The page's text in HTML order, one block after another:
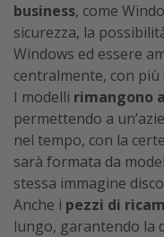
business, come
sicurezza, la
Windows ed essere
centralmente, con
I modelli rimangono
permettendo a
nel tempo, con la
sarà formata da
stessa immagine
Anche i pezzi di
lungo, garantendo la